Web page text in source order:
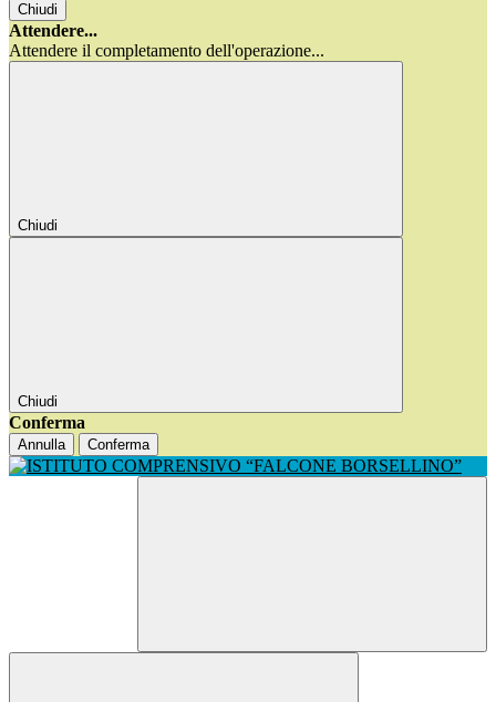
Chiudi
Attendere...
Attendere il completamento dell'operazione...
Chiudi
Chiudi
Conferma
Annulla Conferma